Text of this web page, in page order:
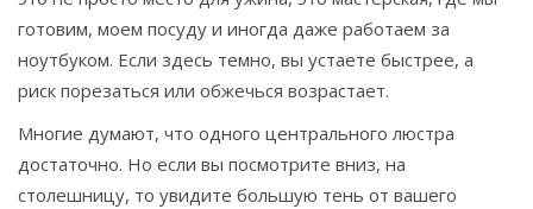
готовим, моем посуду и иногда даже работаем за
ноутбуком. Если здесь темно, вы устаете быстрее, а
риск порезаться или обжечься возрастает.
Многие думают, что одного центрального люстра
достаточно. Но если вы посмотрите вниз, на
столешницу, то увидите большую тень от вашего